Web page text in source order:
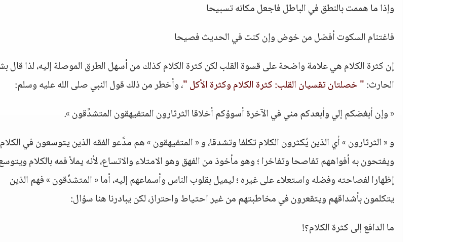
وإذا ما هممت بالنطق في الباطل فاجعل مكانه تسبيحا
فاغتنام السكوت أفضل من خوض وإن كنت في الحديث فصيحا
إن كثرة الكلام هي علامة واضحة على قسوة القلب لكن كثرة الكلام كذلك من أسهل الطرق الموصلة إليه، لذا قال
الحارث:" خصلتان تقسيان القلب: كثرة الكلام وكثرة الأكل "، وأخطر من ذلك قول النبي صلى الله عليه وسلم:
« وإن أبغضكم إلي وأبعدكم مني في الآخرة أسوؤكم أخلاقا الثرثارون المتفيهقون المتشدِّقون ».
و « الثرثارون » أي الذين يُكثرون الكلام تكلفا وتشدقا، و « المتفيهقون » هم مدَّعو الفقه الذين يتوسعون في الكلام
ويفتحون به أفواههم تفاصحا وتفاخرا ؛ وهو مأخوذ من الفهق وهو الامتلاء والاتساع، لأنه يملأ فمه بالكلام
إظهارا لفصاحته وفضله واستعلاء على غيره ؛ ليميل بقلوب الناس وأسماعهم إليه، أما « المتشدِّقون » فهم الذين
يتكلمون بأشداقهم ويتقعرون في مخاطبتهم من غير احتياط واحتراز، لكن يبادرنا هنا سؤال:
ما الدافع إلى كثرة الكلام؟!